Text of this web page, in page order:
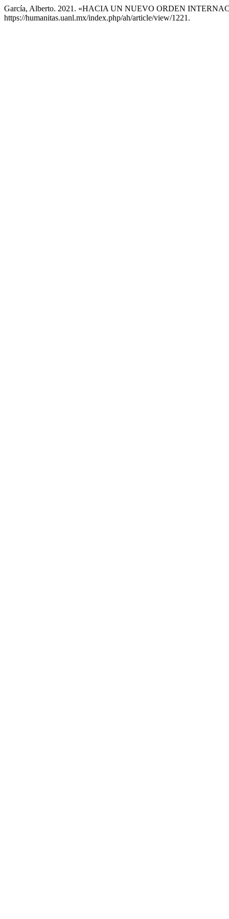
García, Alberto. 2021. «HACIA UN NUEVO ORDEN
https://humanitas.uanl.mx/index.php/ah/article/view/1221.